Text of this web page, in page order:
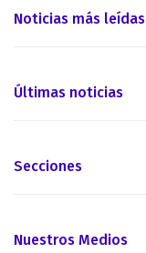
Noticias más leídas
Últimas noticias
Secciones
Nuestros Medios